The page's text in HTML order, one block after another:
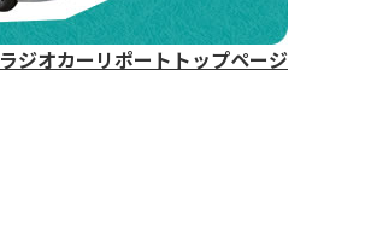
ラジオカーリポートトップページ